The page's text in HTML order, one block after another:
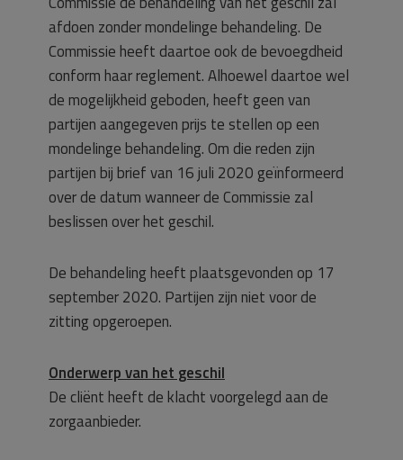
afdoen zonder mondelinge behandeling. De
Commissie heeft daartoe ook de bevoegdheid
conform haar reglement. Alhoewel daartoe wel
de mogelijkheid geboden, heeft geen van
partijen aangegeven prijs te stellen op een
mondelinge behandeling. Om die reden zijn
partijen bij brief van 16 juli 2020 geïnformeerd
over de datum wanneer de Commissie zal
beslissen over het geschil.
De behandeling heeft plaatsgevonden op 17
september 2020. Partijen zijn niet voor de
zitting opgeroepen.
Onderwerp van het geschil
De cliënt heeft de klacht voorgelegd aan de
zorgaanbieder.